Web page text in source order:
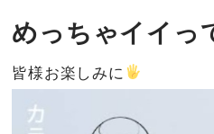
めっちゃイイっ
皆様お楽しみに